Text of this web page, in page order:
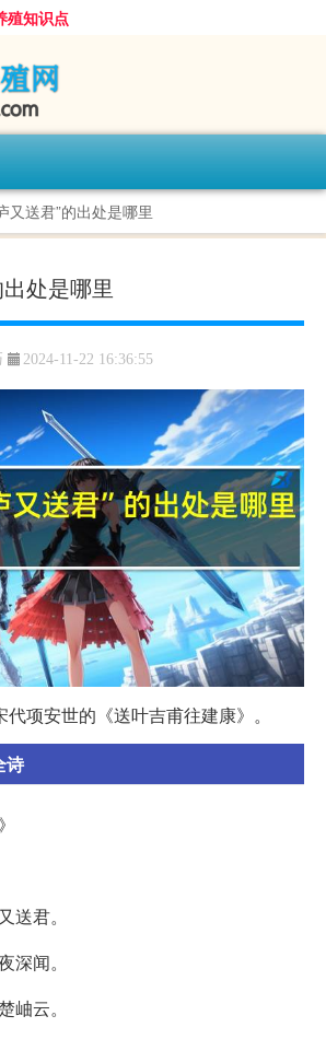
殖知识点
又送君”的出处是哪里
处是哪里
2024-11-22 16:36:55
代项安世的《送叶吉甫往建康》。
诗
送君。
深闻。
岫云。